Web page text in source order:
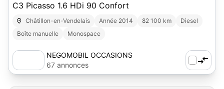
C3 Picasso 1.6 HDi 90 Confort
Châtillon-en-Vendelais Année 2014 82 100 km
Diesel
Boîte manuelle
Monospace
NEGOMOBIL OCCASIONS
67 annonces